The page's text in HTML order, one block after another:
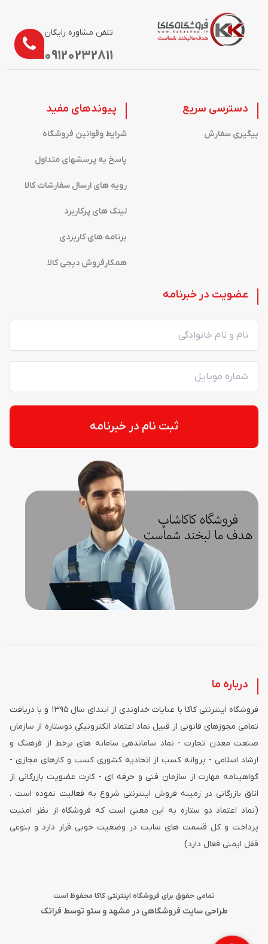
تلفن مشاوره رایگان
09120232811
دسترسی سریع
پیگیری سفارش
پیوندهای مفید
شرایط وقوانین فروشگاه
پاسخ به پرسشهای متداول
رویه های ارسال سفارشات کالا
لینک های پرکاربرد
برنامه های کاربردی
همکارفروش دیجی کالا
عضویت در خبرنامه
ثبت نام در خبرنامه
درباره ما
فروشگاه اینترنتی کاکا با عنایات خداوندی از ابتدای سال ۱۳۹۵ و با دریافت
تمامی مجوزهای قانونی از قبیل نماد اعتماد الکترونیکی دوستاره از سازمان
صنعت معدن تجارت - نماد ساماندهی سامانه های برخط از فرهنگ و
ارشاد اسلامی - پروانه کسب از اتحادیه کشوری کسب و کارهای مجازی -
گواهینامه مهارت از سازمان فنی و حرفه ای - کارت عضویت بازرگانی از
اتاق بازرگانی در زمینه فروش اینترنتی شروع به فعالیت نموده است .
(نماد اعتماد دو ستاره به این معنی است که فروشگاه از نظر امنیت
پرداخت و کل قسمت های سایت در وضعیت خوبی قرار دارد و بنوعی
قفل ایمنی فعال دارد)
تمامی حقوق برای فروشگاه اینترنتی کاکا محفوظ است
طراحی سایت فروشگاهی در مشهد و سئو توسط فراتک